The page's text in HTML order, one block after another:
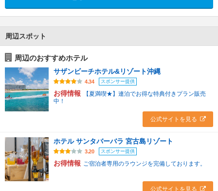
周辺スポット
周辺のおすすめホテル
サザンビーチホテル&リゾート沖縄
4.34 スポンサー提供
お得情報
【夏満喫★】連泊でお得な特典付きプラン販売
中！
公式サイトを見る
ホテル サンタバーバラ 宮古島リゾート
3.20 スポンサー提供
お得情報 ご宿泊者専用のラウンジを完備しております。
公式サイトを見る